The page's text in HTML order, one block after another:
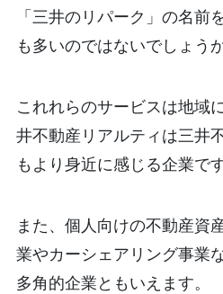
「三井のリパーク」の名前
も多いのではないでしょうか
これれらのサービスは地域
井不動産リアルティは三井
もより身近に感じる企業です
また、個人向けの不動産資
業やカーシェアリング事業
多角的企業ともいえます。